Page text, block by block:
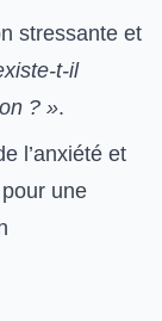
stressante et
t-il
? ».
l’anxiété et
une